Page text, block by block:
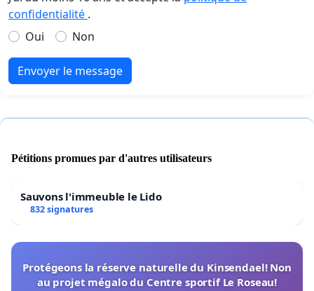
confidentialité .
Oui
Non
Envoyer le message
Pétitions promues par d'autres utilisateurs
Sauvons l'immeuble le Lido
832 signatures
Protégeons la réserve naturelle du Kinsendael! Non
au projet mégalo du Centre sportif Le Roseau!